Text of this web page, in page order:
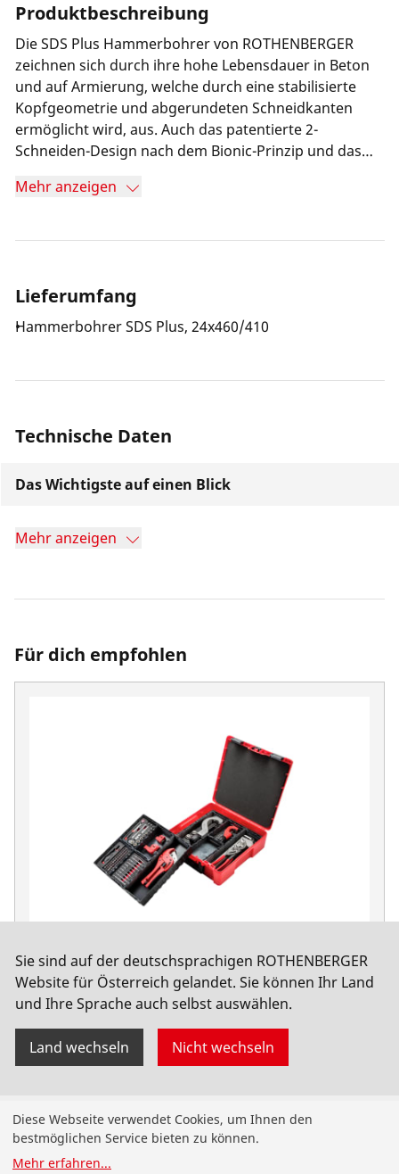
Produktbeschreibung
Die SDS Plus Hammerbohrer von ROTHENBERGER
zeichnen sich durch ihre hohe Lebensdauer in Beton
und auf Armierung, welche durch eine stabilisierte
Kopfgeometrie und abgerundeten Schneidkanten
ermöglicht wird, aus. Auch das patentierte 2-
Schneiden-Design nach dem Bionic-Prinzip und das
einen optimalen Bohrmehltransport und gleitendes
Mehr anzeigen
Lieferumfang
Hammerbohrer SDS Plus, 24x460/410
Technische Daten
Das Wichtigste auf einen Blick
Mehr anzeigen
Für dich empfohlen
103-tlg. HWZ Set m. Aludur, ROCASE
No. 1000002197
Sie sind auf der deutschsprachigen ROTHENBERGER
Website für Österreich gelandet. Sie können Ihr Land
und Ihre Sprache auch selbst auswählen.
Land wechseln Nicht wechseln
Produkte
Installation
Diese Webseite verwendet Cookies, um Ihnen den
bestmöglichen Service bieten zu können.
Mehr erfahren...